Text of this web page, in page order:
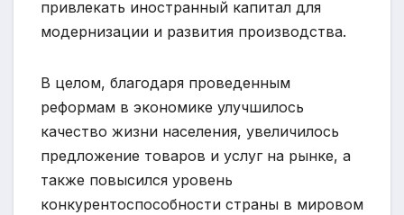
привлекать иностранный капитал для
модернизации и развития производства.
В целом, благодаря проведенным
реформам в экономике улучшилось
качество жизни населения, увеличилось
предложение товаров и услуг на рынке, а
также повысился уровень
конкурентоспособности страны в мировом